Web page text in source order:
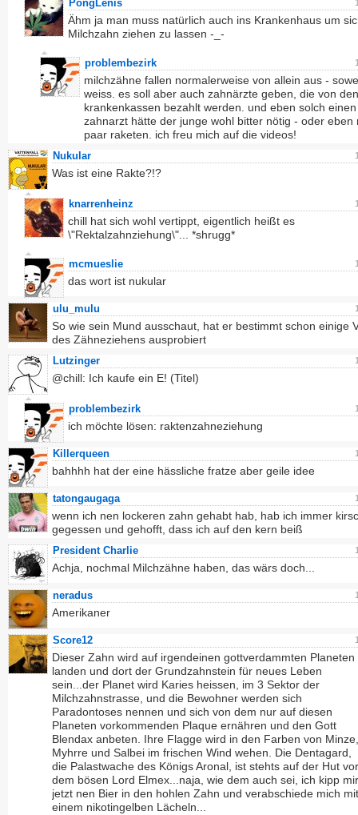
PongLenis
Ähm ja man muss natürlich auch ins Krankenhaus um
Milchzahn ziehen zu lassen -_-
problembezirk
milchzähne fallen normalerweise von allein aus -
weiss. es soll aber auch zahnärzte geben, die von den
krankenkassen bezahlt werden. und eben solch einen
zahnarzt hätte der junge wohl bitter nötig - oder eben
paar raketen. ich freu mich auf die videos!
Nukular
Was ist eine Rakte?!?
knarrenheinz
chill hat sich wohl vertippt, eigentlich heißt es
\"Rektalzahnziehung\"... *shrugg*
mcmueslie
das wort ist nukular
ulu_mulu
So wie sein Mund ausschaut, hat er bestimmt schon einige
des Zähneziehens ausprobiert
Lutzinger
@chill: Ich kaufe ein E! (Titel)
problembezirk
ich möchte lösen: raktenzahneziehung
Killerqueen
bahhhh hat der eine hässliche fratze aber geile idee
tatongaugaga
wenn ich nen lockeren zahn gehabt hab, hab ich immer
gegessen und gehofft, dass ich auf den kern beiß
President Charlie
Achja, nochmal Milchzähne haben, das wärs doch...
neradus
Amerikaner
Score12
Dieser Zahn wird auf irgendeinen gottverdammten Planeten
landen und dort der Grundzahnstein für neues Leben
sein...der Planet wird Karies heissen, im 3 Sektor der
Milchzahnstrasse, und die Bewohner werden sich
Paradontoses nennen und sich von dem nur auf diesen
Planeten vorkommenden Plaque ernähren und den Gott
Blendax anbeten. Ihre Flagge wird in den Farben von Minze,
Myhrre und Salbei im frischen Wind wehen. Die Dentagard,
die Palastwache des Königs Aronal, ist stehts auf der Hut vor
dem bösen Lord Elmex...naja, wie dem auch sei, ich kipp mir
jetzt nen Bier in den hohlen Zahn und verabschiede mich mit
einem nikotingelben Lächeln...